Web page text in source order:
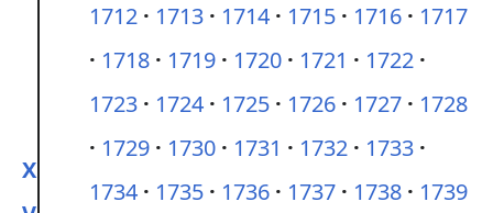
X
1712
1713 1714 1715 1716
1717
1718
1719 1720 1721
1722
1723
1724 1725 1726 1727
1728
1729
1730 1731 1732
1733
1734
1735 1736 1737 1738
1739